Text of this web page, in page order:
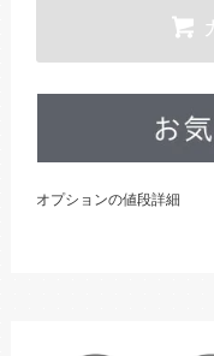
オプションの値段詳細